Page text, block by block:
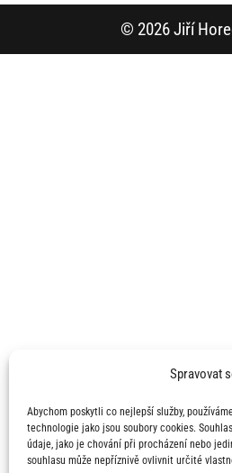
Spravovat
Abychom poskytli co nejlepší služby,
technologie jako jsou soubory cookies.
údaje, jako je chování při procházení nebo
souhlasu může nepříznivě ovlivnit určité
© 2026 Jiří